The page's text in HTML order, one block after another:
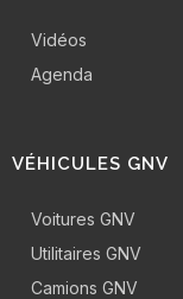
Vidéos
Agenda
VÉHICULES GNV
Voitures GNV
Utilitaires GNV
Camions GNV